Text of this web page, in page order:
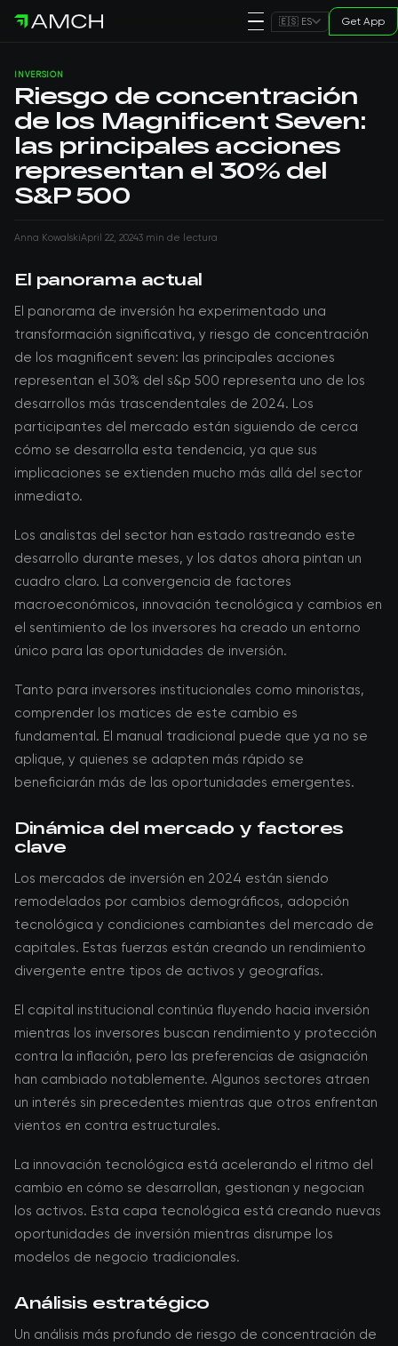
🇪🇸 ES Get App
INVERSIÓN
Riesgo de concentración
de los Magnificent Seven:
las principales acciones
representan el 30% del
S&P 500
Anna KowalskiApril 22, 20243 min de lectura
El panorama actual
El panorama de inversión ha experimentado una
transformación significativa, y riesgo de concentración
de los magnificent seven: las principales acciones
representan el 30% del s&p 500 representa uno de los
desarrollos más trascendentales de 2024. Los
participantes del mercado están siguiendo de cerca
cómo se desarrolla esta tendencia, ya que sus
implicaciones se extienden mucho más allá del sector
inmediato.
Los analistas del sector han estado rastreando este
desarrollo durante meses, y los datos ahora pintan un
cuadro claro. La convergencia de factores
macroeconómicos, innovación tecnológica y cambios en
el sentimiento de los inversores ha creado un entorno
único para las oportunidades de inversión.
Tanto para inversores institucionales como minoristas,
comprender los matices de este cambio es
fundamental. El manual tradicional puede que ya no se
aplique, y quienes se adapten más rápido se
beneficiarán más de las oportunidades emergentes.
Dinámica del mercado y factores
clave
Los mercados de inversión en 2024 están siendo
remodelados por cambios demográficos, adopción
tecnológica y condiciones cambiantes del mercado de
capitales. Estas fuerzas están creando un rendimiento
divergente entre tipos de activos y geografías.
El capital institucional continúa fluyendo hacia inversión
mientras los inversores buscan rendimiento y protección
contra la inflación, pero las preferencias de asignación
han cambiado notablemente. Algunos sectores atraen
un interés sin precedentes mientras que otros enfrentan
vientos en contra estructurales.
La innovación tecnológica está acelerando el ritmo del
cambio en cómo se desarrollan, gestionan y negocian
los activos. Esta capa tecnológica está creando nuevas
oportunidades de inversión mientras disrumpe los
modelos de negocio tradicionales.
Análisis estratégico
Un análisis más profundo de riesgo de concentración de